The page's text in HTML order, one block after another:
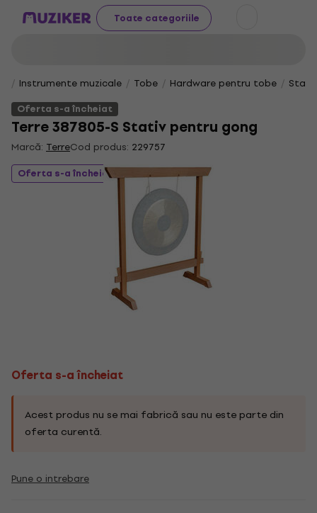
Toate categoriile
Instrumente muzicale Tobe Hardware pentru tobe
Oferta s-a încheiat
Terre 387805-S Stativ pentru gong
Marcă: TerreCod produs: 229757
Oferta s-a încheiat
Oferta s-a încheiat
Acest produs nu se mai fabrică sau nu este parte din
oferta curentă.
Pune o intrebare